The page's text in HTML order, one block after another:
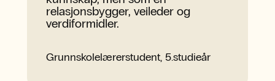
relasjonsbygger, veileder og
verdiformidler.
Grunnskolelærerstudent, 5.studieår